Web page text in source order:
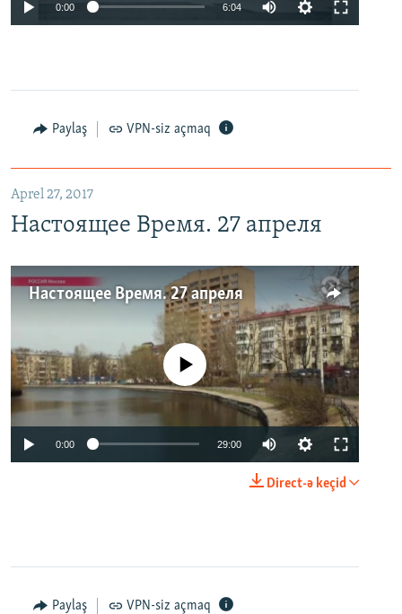
0:00 6:04
Paylaş VPN-siz açmaq
Aprel 27, 2017
Настоящее Время. 27 апреля
Настоящее Время. 27 апреля
No media source currently available
0:00 29:00
Direct-ə keçid
Paylaş VPN-siz açmaq